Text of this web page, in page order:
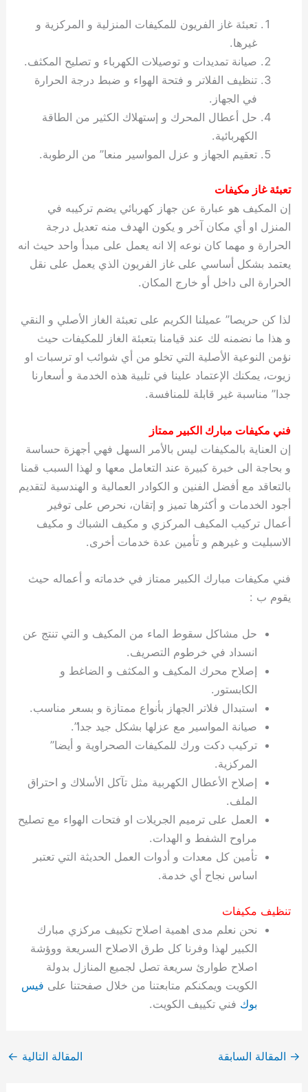
تعبئة غاز الفريون للمكيفات المنزلية و المركزية و
غيرها.
صيانة تمديدات و توصيلات الكهرباء و تصليح المكثف.
تنظيف الفلاتر و فتحة الهواء و ضبط درجة الحرارة
في الجهاز.
حل أعطال المحرك و إستهلاك الكثير من الطاقة
الكهربائية.
تعقيم الجهاز و عزل المواسير منعا” من الرطوبة.
تعبئة غاز مكيفات
إن المكيف هو عبارة عن جهاز كهربائي يضم تركيبه في
المنزل او أي مكان آخر و يكون الهدف منه تعديل درجة
الحرارة و مهما كان نوعه إلا انه يعمل على مبدأ واحد حيث انه
يعتمد بشكل أساسي على غاز الفريون الذي يعمل على نقل
الحرارة الى داخل أو خارج المكان.
لذا كن حريصا” عميلنا الكريم على تعبئة الغاز الأصلي و النقي
و هذا ما نضمنه لك عند قيامنا بتعبئة الغاز للمكيفات حيث
نؤمن النوعية الأصلية التي تخلو من أي شوائب او ترسبات او
زيوت، يمكنك الإعتماد علينا في تلبية هذه الخدمة و أسعارنا
جدا” مناسبة غير قابلة للمنافسة.
فني مكيفات مبارك الكبير ممتاز
إن العناية بالمكيفات ليس بالأمر السهل فهي أجهزة حساسة
و بحاجة الى خبرة كبيرة عند التعامل معها و لهذا السبب قمنا
بالتعاقد مع أفضل الفنين و الكوادر العمالية و الهندسية لتقديم
أجود الخدمات و أكثرها تميز و إتقان، نحرص على توفير
أعمال تركيب المكيف المركزي و مكيف الشباك و مكيف
الاسبليت و غيرهم و تأمين عدة خدمات أخرى.
فني مكيفات مبارك الكبير ممتاز في خدماته و أعماله حيث
يقوم ب :
حل مشاكل سقوط الماء من المكيف و التي تنتج عن
انسداد في خرطوم التصريف.
إصلاح محرك المكيف و المكثف و الضاغط و
الكابستور.
استبدال فلاتر الجهاز بأنواع ممتازة و بسعر مناسب.
صيانة المواسير مع عزلها بشكل جيد جدا”.
تركيب دكت ورك للمكيفات الصحراوية و أيضا”
المركزية.
إصلاح الأعطال الكهربية مثل تآكل الأسلاك و احتراق
الملف.
العمل على ترميم الجريلات او فتحات الهواء مع تصليح
مراوح الشفط و الهدات.
تأمين كل معدات و أدوات العمل الحديثة التي تعتبر
اساس نجاح أي خدمة.
تنظيف مكيفات
نحن نعلم مدى اهمية اصلاح تكييف مركزي مبارك
الكبير لهذا وفرنا كل طرق الاصلاح السريعة ووؤشة
اصلاح طوارئ سريعة تصل لجميع المنازل بدولة
الكويت ويمكنكم متابعتنا من خلال صفحتنا على فيس
بوك فني تكييف الكويت.
→ المقالة السابقة المقالة التالية ←